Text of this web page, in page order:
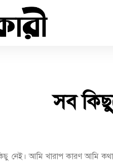
সব
নেই। আমি খারাপ কারণ আমি